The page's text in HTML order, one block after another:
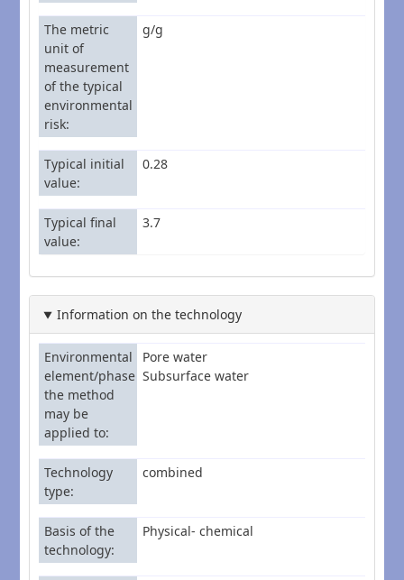
The metric
unit of
measurement
of the typical
environmental
risk
g/g
Typical initial
value
0.28
Typical final
value
3.7
Information on the technology
Environmental
element/phase
the method
may be
applied to
Pore water
Subsurface water
Technology
type
combined
Basis of the
technology
Physical- chemical